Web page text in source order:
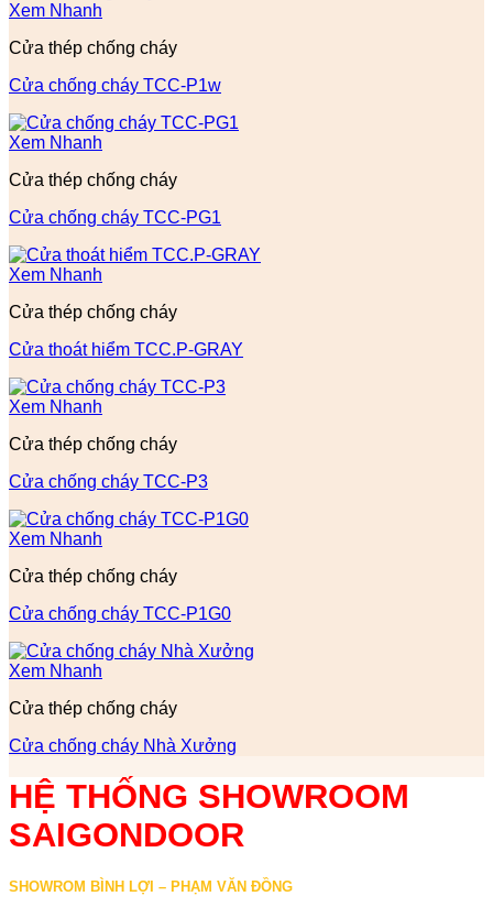
Xem Nhanh
Cửa thép chống cháy
Cửa chống cháy TCC-P1w
Xem Nhanh
Cửa thép chống cháy
Cửa chống cháy TCC-PG1
Xem Nhanh
Cửa thép chống cháy
Cửa thoát hiểm TCC.P-GRAY
Xem Nhanh
Cửa thép chống cháy
Cửa chống cháy TCC-P3
Xem Nhanh
Cửa thép chống cháy
Cửa chống cháy TCC-P1G0
Xem Nhanh
Cửa thép chống cháy
Cửa chống cháy Nhà Xưởng
HỆ THỐNG SHOWROOM
SAIGONDOOR
SHOWROM BÌNH LỢI – PHẠM VĂN ĐỒNG